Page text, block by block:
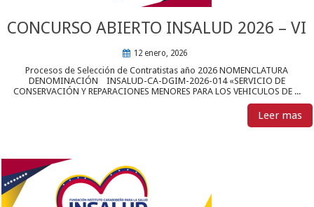
CONCURSO ABIERTO INSALUD 2026 – VI
12 enero, 2026
Procesos de Selección de Contratistas año 2026 NOMENCLATURA
DENOMINACIÓN INSALUD-CA-DGIM-2026-014 «SERVICIO DE
CONSERVACIÓN Y REPARACIONES MENORES PARA LOS VEHICULOS DE ...
Leer mas